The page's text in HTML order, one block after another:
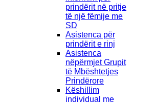
prindërit në pritje
të një fëmije me
SD
Asistenca për
prindërit e rinj
Asistenca
nëpërmjet Grupit
të Mbështetjes
Prindërore
Këshillim
individual me